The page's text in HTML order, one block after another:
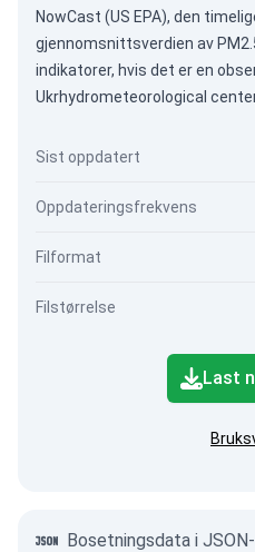
NowCast (US EPA), den
gjennomsnittsverdien av
indikatorer, hvis det er en
Ukrhydrometeorological
Sist oppdatert
Oppdateringsfrekvens
Filformat
Filstørrelse
Last
Bosetningsdata i